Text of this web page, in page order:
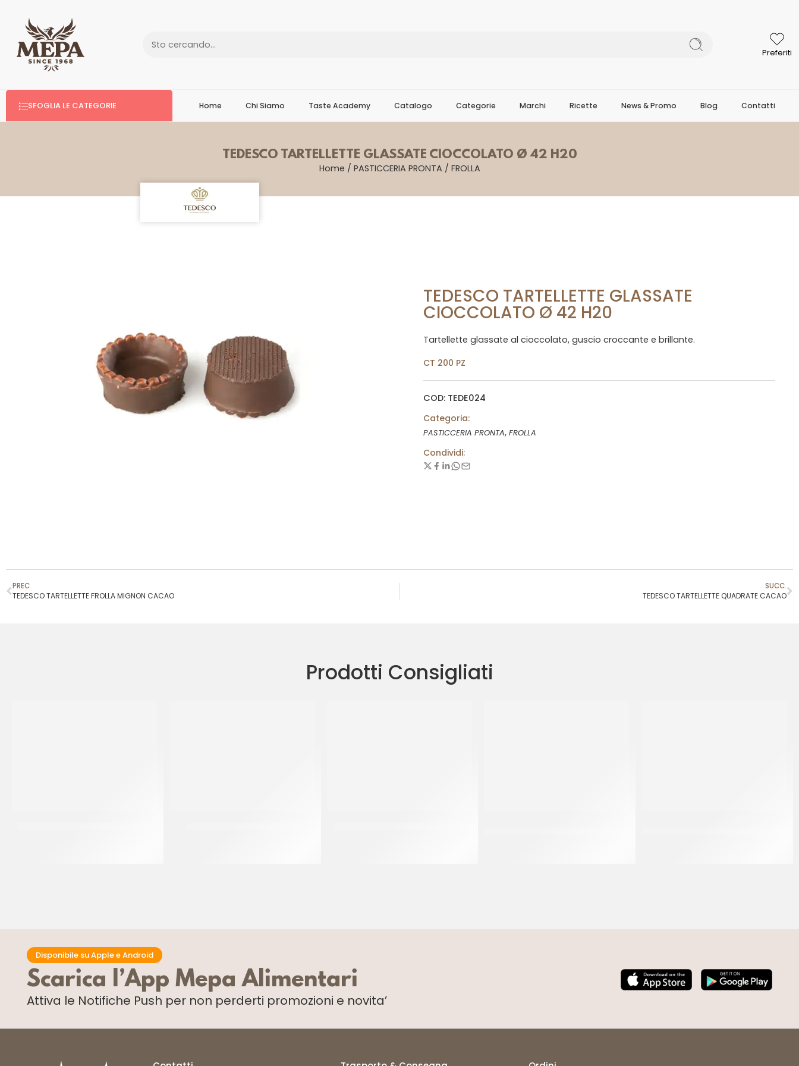
Preferiti
SFOGLIA LE CATEGORIE Home Chi Siamo Taste Academy Catalogo Categorie Marchi Ricette News & Promo Blog Contatti
TEDESCO TARTELLETTE GLASSATE CIOCCOLATO Ø 42 H20
Home / PASTICCERIA PRONTA / FROLLA
TEDESCO TARTELLETTE GLASSATE
CIOCCOLATO Ø 42 H20
Tartellette glassate al cioccolato, guscio croccante e brillante.
CT 200 PZ
COD: TEDE024
Categoria:
PASTICCERIA PRONTA, FROLLA
Condividi:
PREC
TEDESCO TARTELLETTE FROLLA MIGNON CACAO
SUCC.
TEDESCO TARTELLETTE QUADRATE CACAO
Prodotti Consigliati
Disponibile su Apple e Android
Scarica l’App Mepa Alimentari
Attiva le Notifiche Push per non perderti promozioni e novita’